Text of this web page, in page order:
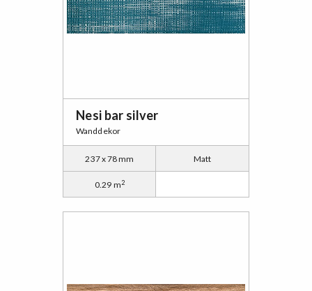
Nesi bar silver
Wanddekor
237 x 78 mm Matt
0.29 m2